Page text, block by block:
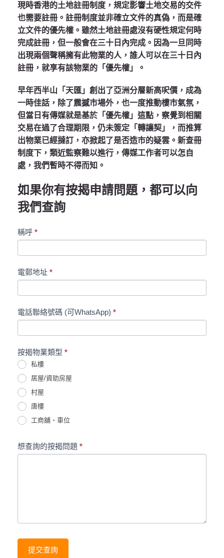
現時香港的土地註冊制度，規定影響土地交易的交件
也需要註冊。註冊制度並非確立文件的真偽，而是確
立文件的優先權。雖然土地註冊處沒有硬性規定何時
完成註冊，但一般會在三十日內完成。因為一旦同時
出現兩個聲稱擁有此物業的人，誰人可以在三十日內
註冊，就享有該物業的「優先權」。
早年西半山「天匯」創出了亞洲分層新高呎價，成為
一時佳話，除了震撼市場外，也一度推動樓市氣氛，
但當日有傳媒就是基於「優先權」這點，察覺到相關
交易在過了合理期限，仍未簽定「轉讓契」，而推算
出物業已經撻訂，亦掀起了是否造市的疑雲。新查冊
制度下，類近監察難以進行，傳媒工作者可以怎自
處，我們暫時不得而知。
如果你有按揭申請問題，都可以向
我們查詢
Roots
聯
絡
表
格
稱呼 *
電郵地址 *
電話聯絡號碼 (可WhatsApp) *
按揭物業類型 *
私樓
居屋/資助房屋
村屋
唐樓
工商舖、車位
想查詢的按揭問題 *
提交查詢